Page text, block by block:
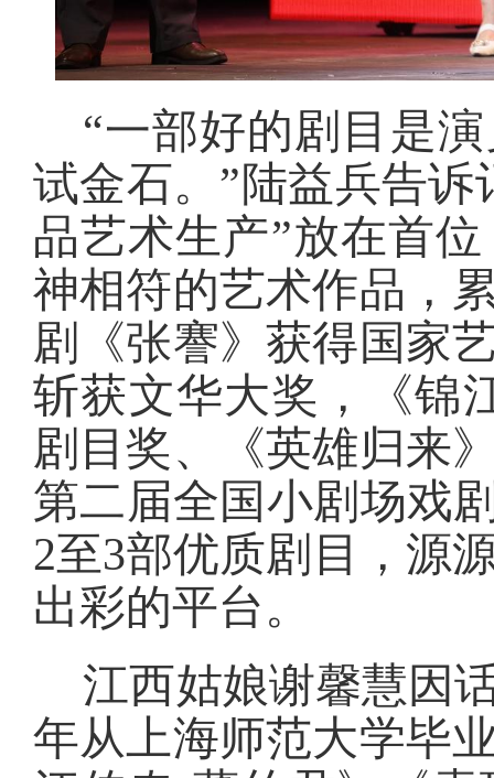
“一部好的剧目是
试金石。”陆益兵告
品艺术生产”放在首
神相符的艺术作品，
剧《张謇》获得国家
斩获文华大奖，《锦
剧目奖、《英雄归来
第二届全国小剧场戏
2至3部优质剧目，源
出彩的平台。
江西姑娘谢馨慧因
年从上海师范大学毕